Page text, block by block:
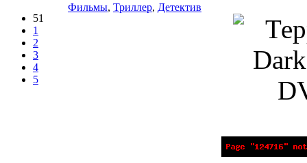
51
1
2
3
4
5
Фильмы, Триллер, Детектив